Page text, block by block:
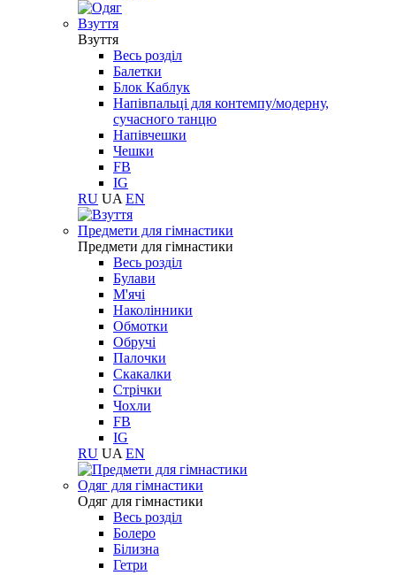
Взуття
Взуття
Весь розділ
Балетки
Блок Каблук
Напівпальці для контемпу/модерну,
сучасного танцю
Напівчешки
Чешки
FB
IG
RU UA EN
Предмети для гімнастики
Предмети для гімнастики
Весь розділ
Булави
М'ячі
Наколінники
Обмотки
Обручі
Палочки
Скакалки
Стрічки
Чохли
FB
IG
RU UA EN
Одяг для гімнастики
Одяг для гімнастики
Весь розділ
Болеро
Білизна
Гетри